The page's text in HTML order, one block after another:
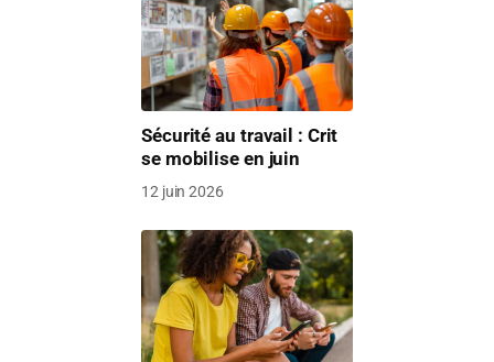
Sécurité au travail : Crit
se mobilise en juin
12 juin 2026